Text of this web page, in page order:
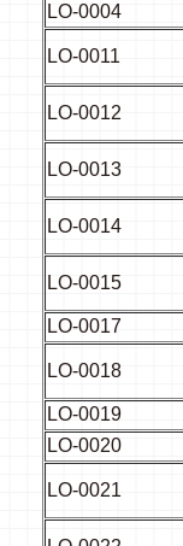
LO-0004
LO-0011
LO-0012
LO-0013
LO-0014
LO-0015
LO-0017
LO-0018
LO-0019
LO-0020
LO-0021